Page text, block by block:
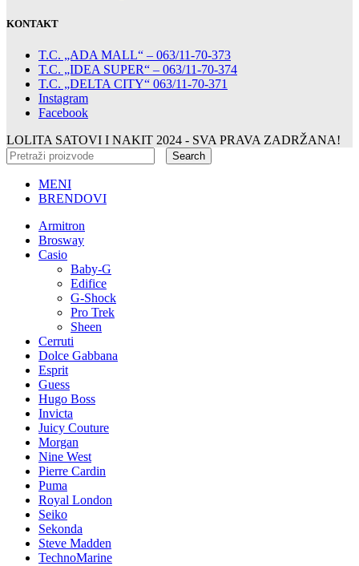
KONTAKT
T.C. „ADA MALL“ – 063/11-70-373
T.C. „IDEA SUPER“ – 063/11-70-374
T.C. „DELTA CITY“ 063/11-70-371
Instagram
Facebook
LOLITA SATOVI I NAKIT 2024 - SVA PRAVA ZADRŽANA!
Search
MENI
BRENDOVI
Armitron
Brosway
Casio
Baby-G
Edifice
G-Shock
Pro Trek
Sheen
Cerruti
Dolce Gabbana
Esprit
Guess
Hugo Boss
Invicta
Juicy Couture
Morgan
Nine West
Pierre Cardin
Puma
Royal London
Seiko
Sekonda
Steve Madden
TechnoMarine